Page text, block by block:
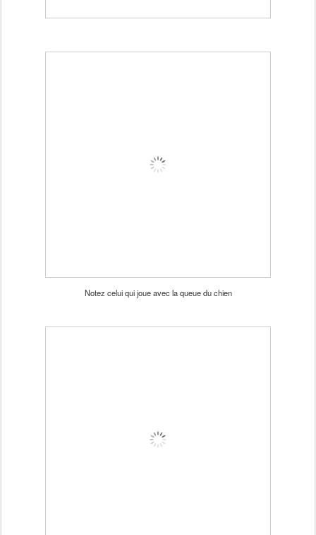
Notez celui qui joue avec la queue du chien